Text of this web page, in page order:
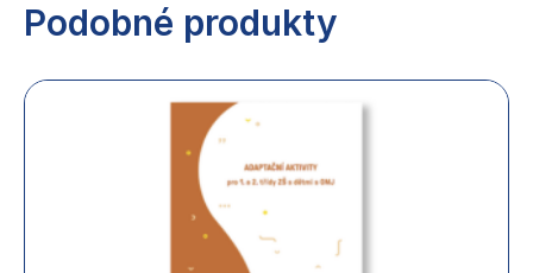
Podobné produkty